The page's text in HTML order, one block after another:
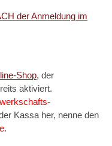
der Anmeldung im
Shop, der
aktiviert.
Kassa her, nenne den
.